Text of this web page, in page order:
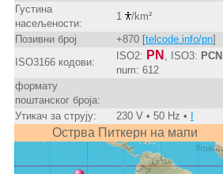
Густина
насељености:
1
/km²
Позивни број
+870 [telcode.info/pn]
ISO3166 кодови:
ISO2: PN , ISO3: PCN,
num: 612
формату
поштанског броја:
Утикач за струју:
230 V • 50 Hz • I
Острва Питкерн на мапи